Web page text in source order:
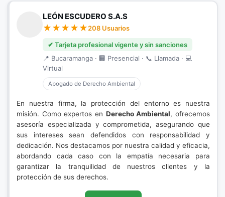
LEÓN ESCUDERO S.A.S
208 Usuarios
✔ Tarjeta profesional vigente y sin sanciones
📍 Bucaramanga · 🏢 Presencial · 📞 Llamada · 💻
Virtual
Abogado de Derecho Ambiental
En nuestra firma, la protección del entorno es nuestra
misión. Como expertos en Derecho Ambiental, ofrecemos
asesoría especializada y comprometida, asegurando que
sus intereses sean defendidos con responsabilidad y
dedicación. Nos destacamos por nuestra calidad y eficacia,
abordando cada caso con la empatía necesaria para
garantizar la tranquilidad de nuestros clientes y la
protección de sus derechos.